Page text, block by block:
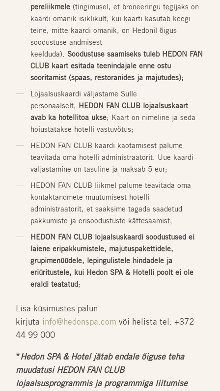
pereliikmele (tingimusel, et broneeringu tegijaks on
kaardi omanik isiklikult; kui kaarti kasutab keegi
teine, mitte kaardi omanik, on Hedonil õigus
soodustuse andmisest
keelduda). Soodustuse saamiseks tuleb HEDON FAN
CLUB kaart esitada teenindajale enne ostu
sooritamist (spaas, restoranides ja majutudes);
Lojaalsuskaardi väljastame Sulle
personaalselt; HEDON FAN CLUB lojaalsuskaart
avab ka hotellitoa ukse; Kaart on nimeline ja seda
hoiustatakse hotelli vastuvõtus;
HEDON FAN CLUB kaardi kaotamisest palume
teavitada oma hotelli administraatorit. Uue kaardi
väljastamine on tasuline ja maksab 5 eur;
HEDON FAN CLUB liikmel palume teavitada oma
kontaktandmete muutumisest hotelli
administraatorit, et saaksime tagada saadetud
pakkumiste ja erisoodustuste kättesaamist;
HEDON FAN CLUB lojaalsuskaardi soodustused ei
laiene eripakkumistele, majutuspakettidele,
grupimenüüdele, lepingulistele hindadele ja
eriüritustele, kui Hedon SPA & Hotelli poolt ei ole
eraldi teatatud;
Lisa küsimustes palun
kirjuta info@hedonspa.com või helista tel: +372
44 99 000
*Hedon SPA & Hotel jätab endale õiguse teha
muudatusi HEDON FAN CLUB
lojaalsusprogrammis ja programmiga liitumise